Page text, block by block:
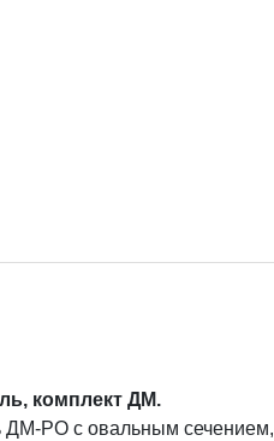
комплект ДМ.
PO с овальным